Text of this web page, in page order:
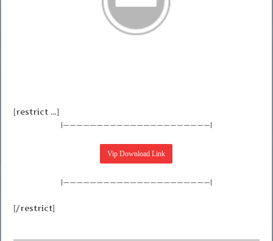
[restrict …]
|——————————————————————|
|——————————————————————|
[/restrict]